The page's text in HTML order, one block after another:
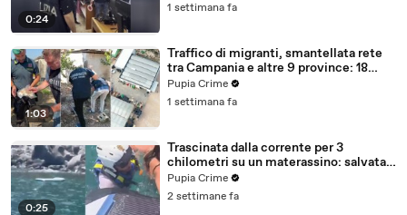
0:24
1 settimana fa
1:03
Traffico di migranti, smantellata rete
tra Campania e altre 9 province: 18
arresti (27.07.26)
Pupia Crime
1 settimana fa
0:25
Trascinata dalla corrente per 3
chilometri su un materassino: salvata
dalla Polizia (25.07.26)
Pupia Crime
2 settimane fa